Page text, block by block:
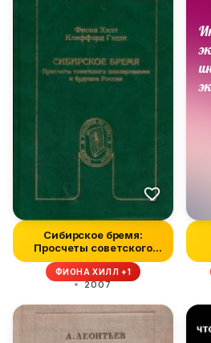
Сибирское бремя:
Просчеты советского
планирования...
ФИОНА ХИЛЛ +1
2007